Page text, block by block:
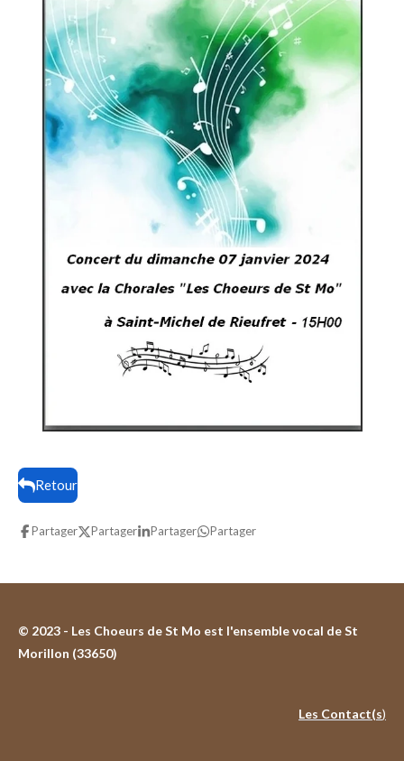
Retour
Partager Partager Partager Partager
© 2023 - Les Choeurs de St Mo est l'ensemble vocal de St
Morillon (33650)
Les Contact(s)